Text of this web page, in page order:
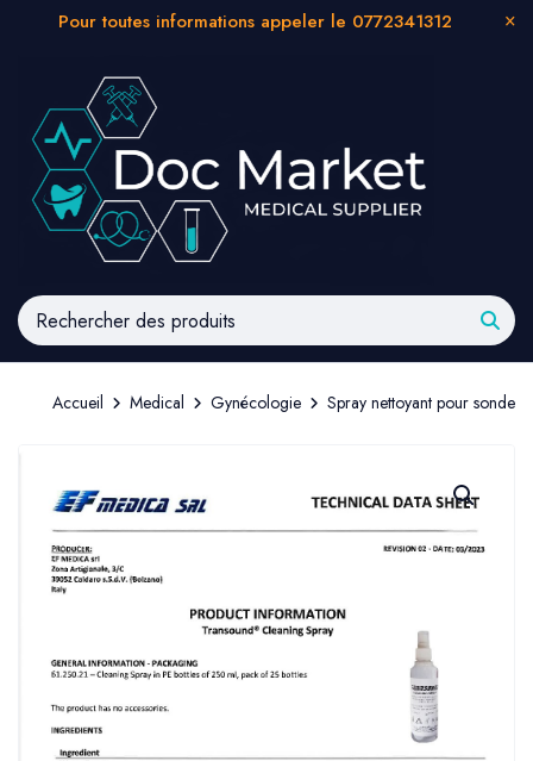
Pour toutes informations appeler le 0772341312
Accueil Medical Gynécologie Spray nettoyant pour sonde